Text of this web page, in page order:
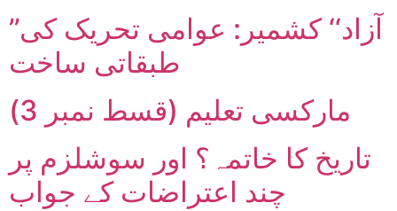
’’آزاد‘‘ کشمیر: عوامی تحریک کی
طبقاتی ساخت
مارکسی تعلیم (قسط نمبر 3)
تاریخ کا خاتمہ؟ اور سوشلزم پر
چند اعتراضات کے جواب